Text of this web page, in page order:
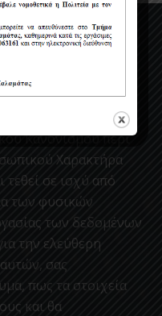
κανονισμο της, τις
Κανονισμού περί
Χαρακτήρα
τεθεί σε ισχύ από
των φυσικών
των δεδομένων
την ελεύθερη
σας
πως τα στοιχεία
και θα